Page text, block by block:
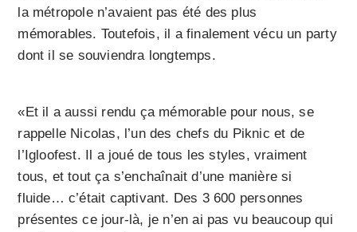
la métropole n’avaient pas été des plus
mémorables. Toutefois, il a finalement vécu un party
dont il se souviendra longtemps.
«Et il a aussi rendu ça mémorable pour nous, se
rappelle Nicolas, l’un des chefs du Piknic et de
l’Igloofest. Il a joué de tous les styles, vraiment
tous, et tout ça s’enchaînait d’une manière si
fluide… c’était captivant. Des 3 600 personnes
présentes ce jour-là, je n’en ai pas vu beaucoup qui